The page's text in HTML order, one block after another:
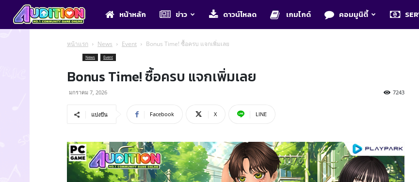
Auditionหน้าหลัก ข่าว ดาวน์โหลด เกมไกด์ คอมมูนิตี้
หน้าแรก News Event Bonus Time! ซื้อครบ แจกเพิ่มเลย
News Event
Bonus Time! ซื้อครบ แจกเพิ่มเลย
มกราคม 7, 2026 7243
แบ่งปัน Facebook X LINE